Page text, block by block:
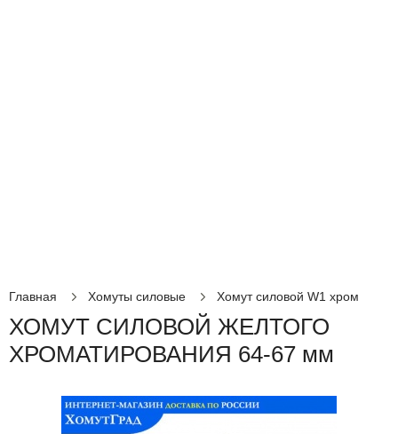
Главная Хомуты силовые Хомут силовой W1 хром
ХОМУТ СИЛОВОЙ ЖЕЛТОГО
ХРОМАТИРОВАНИЯ 64-67 мм